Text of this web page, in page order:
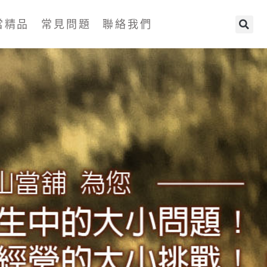
精品 常見問題 聯絡我們